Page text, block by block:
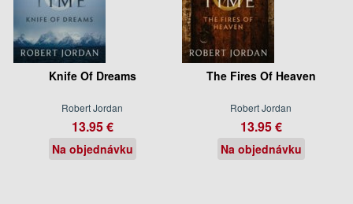
Knife Of Dreams
Robert Jordan
13.95 €
Na objednávku
The Fires Of Heaven
Robert Jordan
13.95 €
Na objednávku